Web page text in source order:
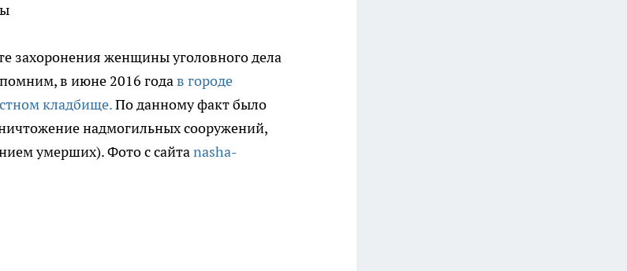
женщины уголовного дела
в июне 2016 годав городе
кладбище.По данному факт было
надмогильных сооружений,
умерших). Фото с сайтаnasha-